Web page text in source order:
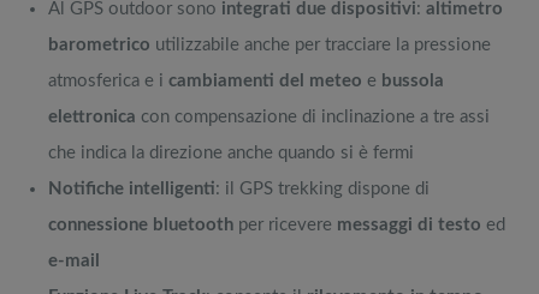
Al GPS outdoor sono integrati due dispositivi: altimetro
barometrico utilizzabile anche per tracciare la pressione
atmosferica e i cambiamenti del meteo e bussola
elettronica con compensazione di inclinazione a tre assi
che indica la direzione anche quando si è fermi
Notifiche intelligenti: il GPS trekking dispone di
connessione bluetooth per ricevere messaggi di testo ed
e-mail